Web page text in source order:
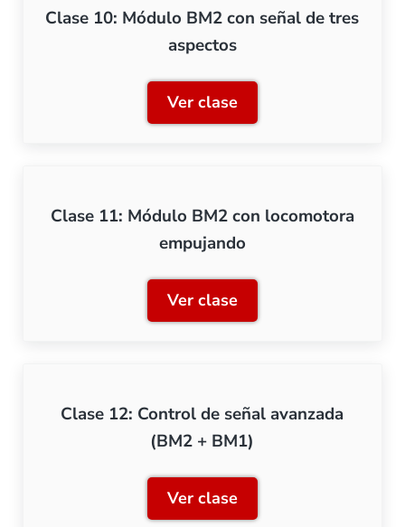
Clase 10: Módulo BM2 con señal de tres
aspectos
Ver claseClase 10: Módulo BM2
Clase 11: Módulo BM2 con locomotora
empujando
Ver claseClase 11: Módulo BM2
Clase 12: Control de señal avanzada
(BM2 + BM1)
Ver claseClase 12: Control de